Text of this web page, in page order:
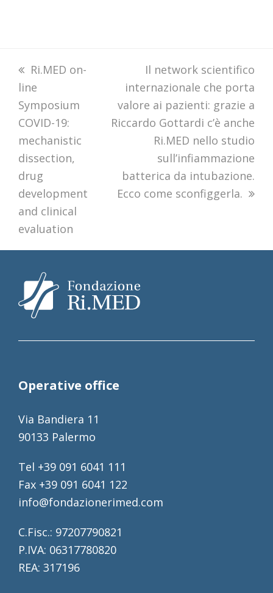
previous
post:
Ri.MED on-
line
Symposium
COVID-19:
mechanistic
dissection,
drug
development
and clinical
evaluation
next
post:
Il network scientifico
internazionale che porta
valore ai pazienti: grazie a
Riccardo Gottardi c’è anche
Ri.MED nello studio
sull’infiammazione
batterica da intubazione.
Ecco come sconfiggerla.
Operative office
Via Bandiera 11
90133 Palermo
Tel +39 091 6041 111
Fax +39 091 6041 122
info@fondazionerimed.com
C.Fisc.: 97207790821
P.IVA: 06317780820
REA: 317196